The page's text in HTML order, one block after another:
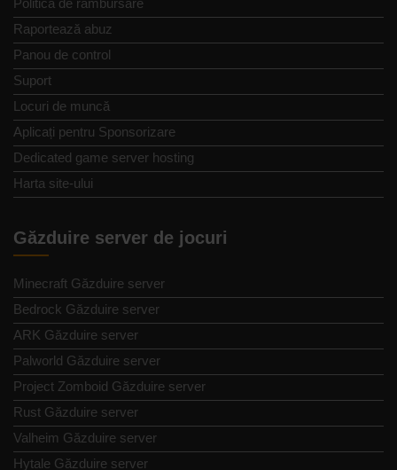
Politica de rambursare
Raportează abuz
Panou de control
Suport
Locuri de muncă
Aplicați pentru Sponsorizare
Dedicated game server hosting
Harta site-ului
Găzduire server de jocuri
Minecraft Găzduire server
Bedrock Găzduire server
ARK Găzduire server
Palworld Găzduire server
Project Zomboid Găzduire server
Rust Găzduire server
Valheim Găzduire server
Hytale Găzduire server